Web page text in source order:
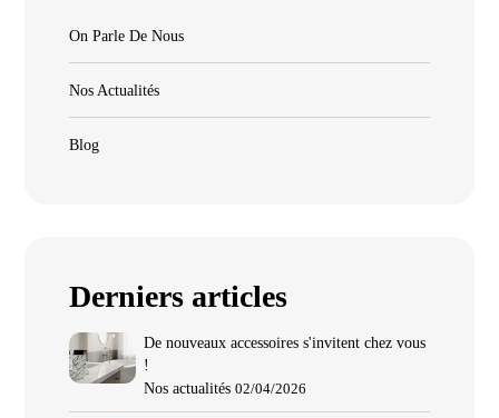
On Parle De Nous
Nos Actualités
Blog
Derniers articles
De nouveaux accessoires s'invitent chez vous
!
Nos actualités 02/04/2026